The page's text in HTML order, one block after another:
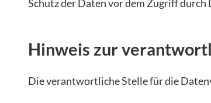
Schutz der Daten vor dem Zugriff
Hinweis zur
Die verantwortliche Stelle für die